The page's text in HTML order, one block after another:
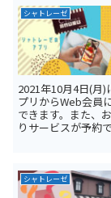
シャトレーゼ
2021年10月4日(月
プリからWeb会員
できます。また、
りサービスが予約
シャトレーゼ